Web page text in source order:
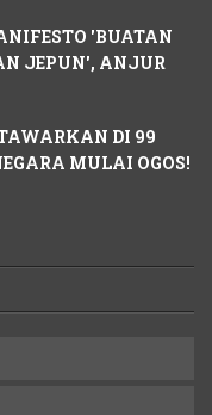
'BUATAN
JEPUN', ANJUR
DI 99
MULAI OGOS!